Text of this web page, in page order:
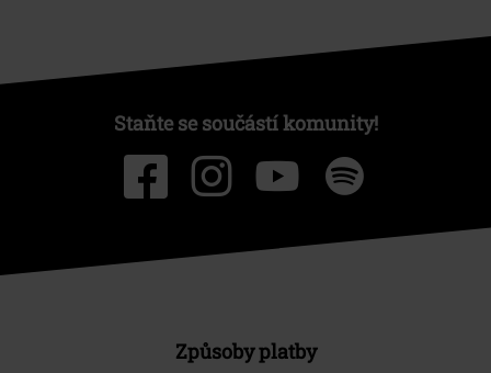
Staňte se součástí komunity!
Způsoby platby